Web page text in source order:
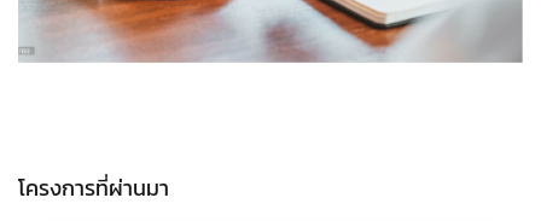
โครงการที่ผ่านมา